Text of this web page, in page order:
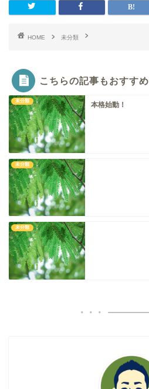
HOME 未分類
こちらの記事もおすすめ
未分類 本格始動！
未分類
未分類